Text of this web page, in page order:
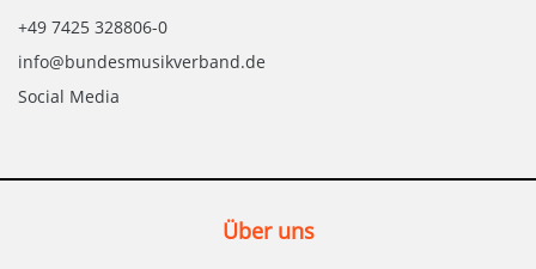
+49 7425 328806-0
info@bundesmusikverband.de
Social Media
Über uns